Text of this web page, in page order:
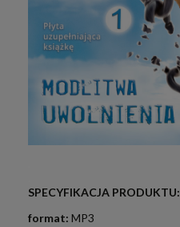
SPECYFIKACJA PRODUKTU:
format: MP3